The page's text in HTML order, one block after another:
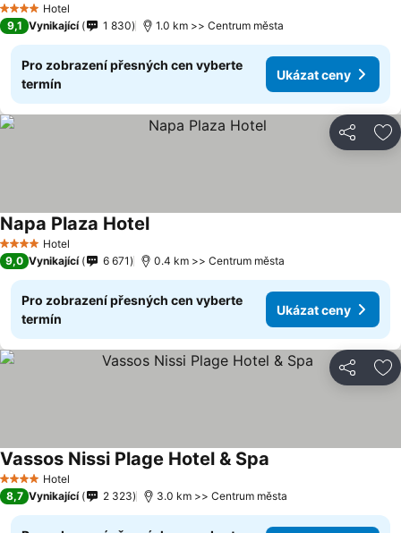
4 Počet hvězdiček
Hotel
9,1 Vynikající 1 830 1.0 km >> Centrum města
Pro zobrazení přesných cen vyberte
termín
Ukázat ceny
Sdílet
4 Počet hvězdiček
Hotel
Napa Plaza HotelUkázat ceny
9,0 Vynikající 6 671 0.4 km >> Centrum města
Pro zobrazení přesných cen vyberte
termín
Ukázat ceny
Sdílet
4 Počet hvězdiček
Hotel
Vassos Nissi Plage Hotel & Spa
8,7 Vynikající 2 323 3.0 km >> Centrum města